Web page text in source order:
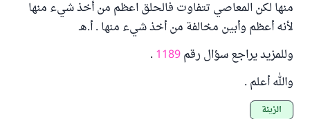
منها لكن المعاصي تتفاوت فالحلق اعظم من أخذ شيء منها
لأنه أعظم وأبين مخالفة من أخذ شيء منها . أ.هـ
وللمزيد يراجع سؤال رقم1189
.
والله أعلم .
الزينة